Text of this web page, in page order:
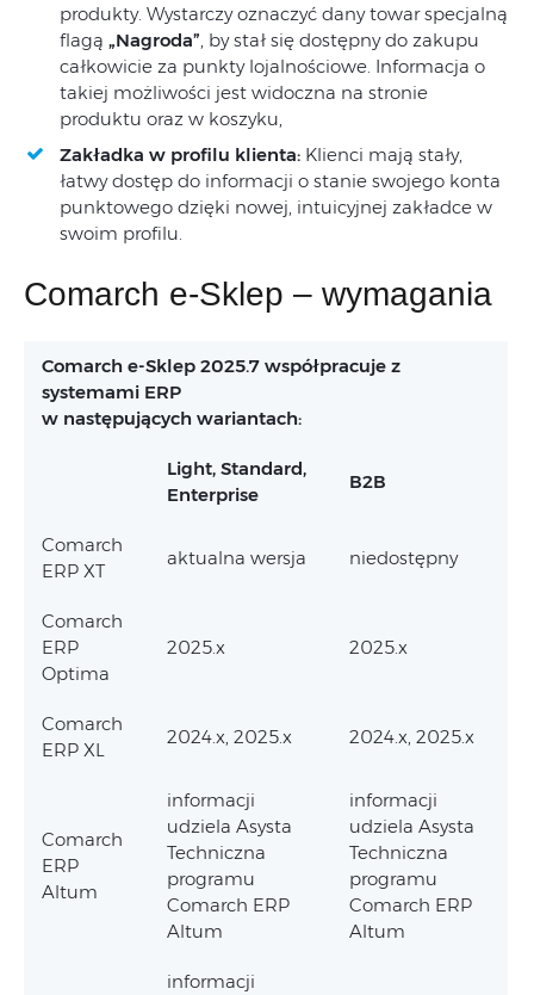
produkty. Wystarczy oznaczyć dany towar specjalną
flagą „Nagroda”, by stał się dostępny do zakupu
całkowicie za punkty lojalnościowe. Informacja o
takiej możliwości jest widoczna na stronie
produktu oraz w koszyku,
Zakładka w profilu klienta: Klienci mają stały,
łatwy dostęp do informacji o stanie swojego konta
punktowego dzięki nowej, intuicyjnej zakładce w
swoim profilu.
Comarch e-Sklep – wymagania
Comarch e-Sklep 2025.7 współpracuje z
systemami ERP
w następujących wariantach:
Light, Standard,
Enterprise
B2B
Comarch
ERP XT
aktualna wersja niedostępny
Comarch
ERP
Optima
2025.x 2025.x
Comarch
ERP XL
2024.x, 2025.x 2024.x, 2025.x
Comarch
ERP
Altum
informacji
udziela Asysta
Techniczna
programu
Comarch ERP
Altum
informacji
udziela Asysta
Techniczna
programu
Comarch ERP
Altum
informacji